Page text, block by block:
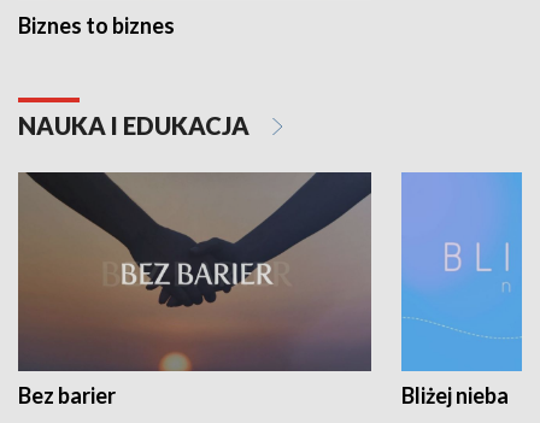
Biznes to biznes
NAUKA I EDUKACJA
Bez barier Bliżej nieba